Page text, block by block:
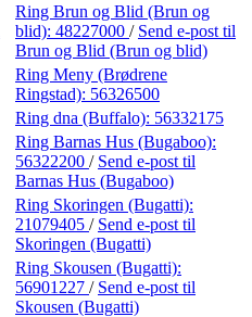
Ring Brun og Blid (Brun og
blid): 48227000 / Send e-post til
Brun og Blid (Brun og blid)
Ring Meny (Brødrene
Ringstad): 56326500
Ring dna (Buffalo): 56332175
Ring Barnas Hus (Bugaboo):
56322200 / Send e-post til
Barnas Hus (Bugaboo)
Ring Skoringen (Bugatti):
21079405 / Send e-post til
Skoringen (Bugatti)
Ring Skousen (Bugatti):
56901227 / Send e-post til
Skousen (Bugatti)